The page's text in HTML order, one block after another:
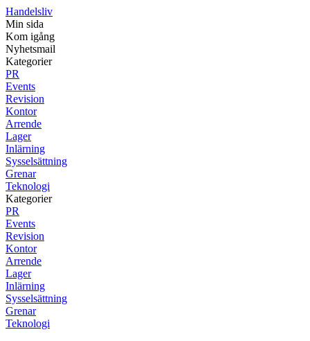
Handelsliv
Min sida
Kom igång
Nyhetsmail
Kategorier
PR
Events
Revision
Kontor
Arrende
Lager
Inlärning
Sysselsättning
Grenar
Teknologi
Kategorier
PR
Events
Revision
Kontor
Arrende
Lager
Inlärning
Sysselsättning
Grenar
Teknologi